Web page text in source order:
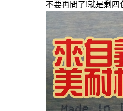
不要再問了!就是剩